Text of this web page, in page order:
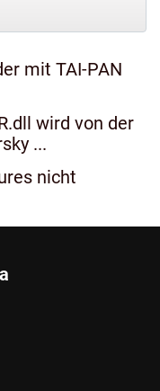
mit TAI-PAN
wird von der
...
nicht